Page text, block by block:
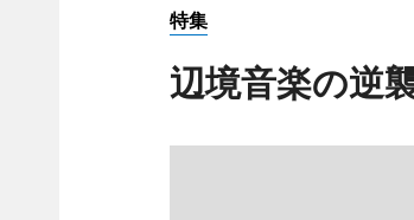
特集
辺境音楽の逆